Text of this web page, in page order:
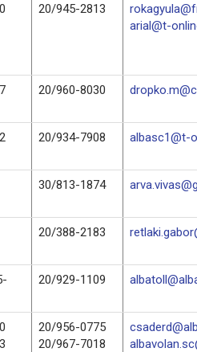
20/945-2813
arial@t-
20/960-8030
20/934-7908 albasc1@t-
30/813-1874
20/388-2183
20/929-1109
20/956-0775
20/967-7018